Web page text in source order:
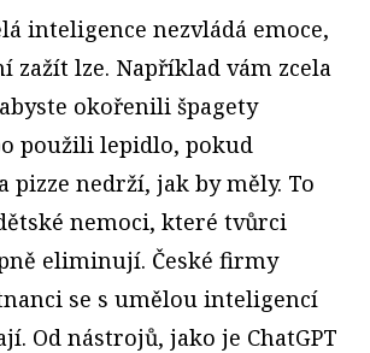
inteligence nezvládá emoce,
zažít lze. Například vám zcela
okořenili špagety
použili lepidlo, pokud
pizze nedrží, jak by měly. To
nemoci, které tvůrci
eliminují. České firmy
se s umělou inteligencí
Od nástrojů, jako je ChatGPT